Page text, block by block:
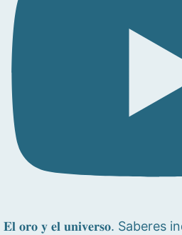
𝐄𝐥 𝐨𝐫𝐨 𝐲 𝐞𝐥 𝐮𝐧𝐢𝐯𝐞𝐫𝐬𝐨.